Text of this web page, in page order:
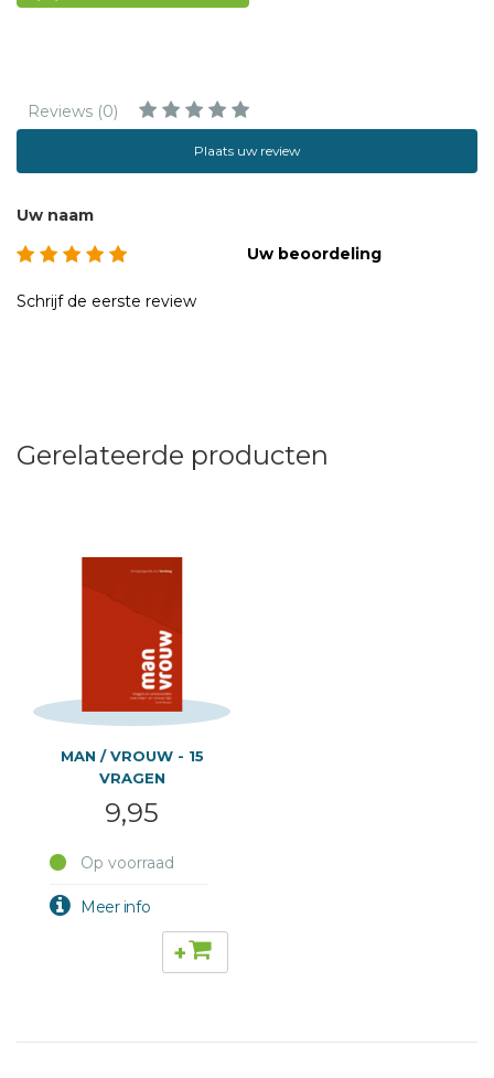
Reviews (0)
Plaats uw review
Uw naam
Uw beoordeling
Schrijf de eerste review
Gerelateerde producten
MAN / VROUW - 15
VRAGEN
9,95
Op voorraad
+